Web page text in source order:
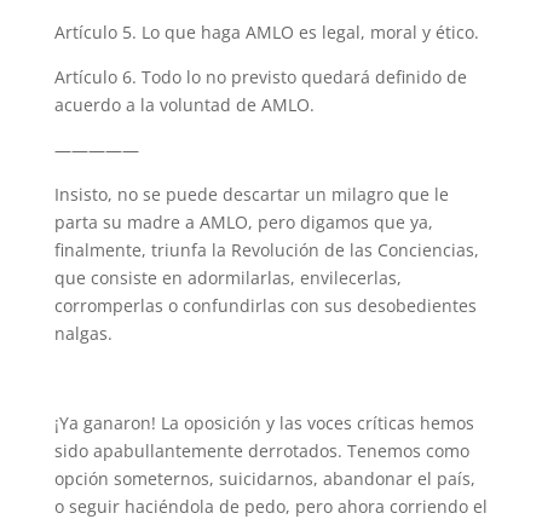
Artículo 5. Lo que haga AMLO es legal, moral y ético.
Artículo 6. Todo lo no previsto quedará definido de
acuerdo a la voluntad de AMLO.
—————
Insisto, no se puede descartar un milagro que le
parta su madre a AMLO, pero digamos que ya,
finalmente, triunfa la Revolución de las Conciencias,
que consiste en adormilarlas, envilecerlas,
corromperlas o confundirlas con sus desobedientes
nalgas.
¡Ya ganaron! La oposición y las voces críticas hemos
sido apabullantemente derrotados. Tenemos como
opción someternos, suicidarnos, abandonar el país,
o seguir haciéndola de pedo, pero ahora corriendo el